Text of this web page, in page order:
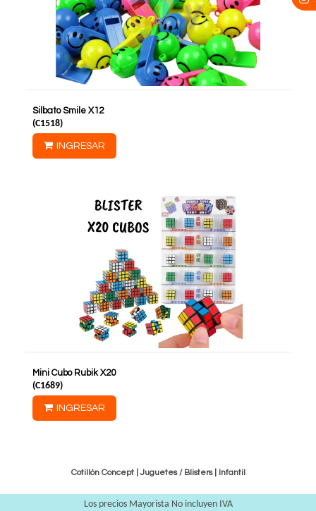
Silbato Smile X12
(C1518)
INGRESAR
Mini Cubo Rubik X20
(C1689)
INGRESAR
Cotillón Concept |Juguetes / Blisters| Infantil
Los precios Mayorista No incluyen IVA